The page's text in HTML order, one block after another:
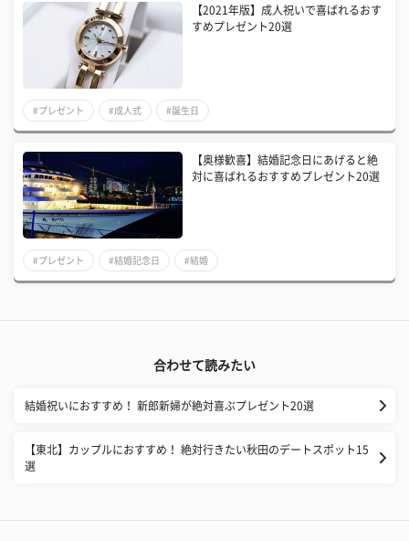
【2021年版】成人祝いで喜ばれるおす
すめプレゼント20選
#プレゼント #成人式 #誕生日
【奥様歓喜】結婚記念日にあげると絶
対に喜ばれるおすすめプレゼント20選
#プレゼント #結婚記念日 #結婚
合わせて読みたい
結婚祝いにおすすめ！ 新郎新婦が絶対喜ぶプレゼント20選
【東北】カップルにおすすめ！ 絶対行きたい秋田のデートスポット15
選